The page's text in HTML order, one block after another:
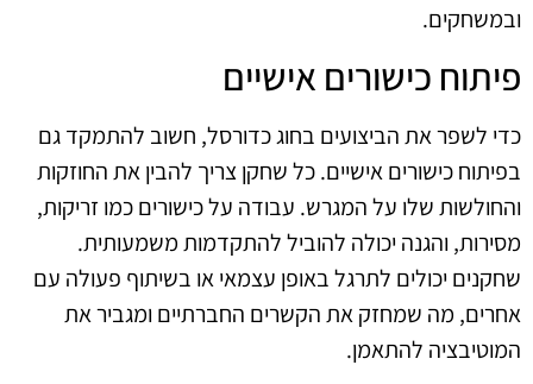
ובמשחקים.
פיתוח כישורים אישיים
כדי לשפר את הביצועים בחוג כדורסל, חשוב להתמקד גם
בפיתוח כישורים אישיים. כל שחקן צריך להבין את החוזקות
והחולשות שלו על המגרש. עבודה על כישורים כמו זריקות,
מסירות, והגנה יכולה להוביל להתקדמות משמעותית.
שחקנים יכולים לתרגל באופן עצמאי או בשיתוף פעולה עם
אחרים, מה שמחזק את הקשרים החברתיים ומגביר את
המוטיבציה להתאמן.